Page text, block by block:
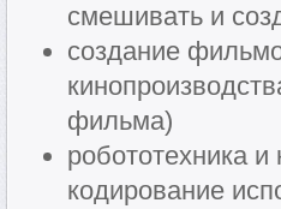
смешивать и
создание
фильма)
робототехника
кодирование